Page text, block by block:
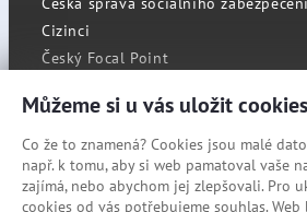
Cizinci
Český Focal Point
RSS
Cookies
Můžeme si u vás uložit
Co že to znamená? Cookies jsou malé
např. k tomu, aby si web pamatoval vaše
zajímá, nebo abychom jej zlepšovali. Pro
cookies od vás potřebujeme souhlas.